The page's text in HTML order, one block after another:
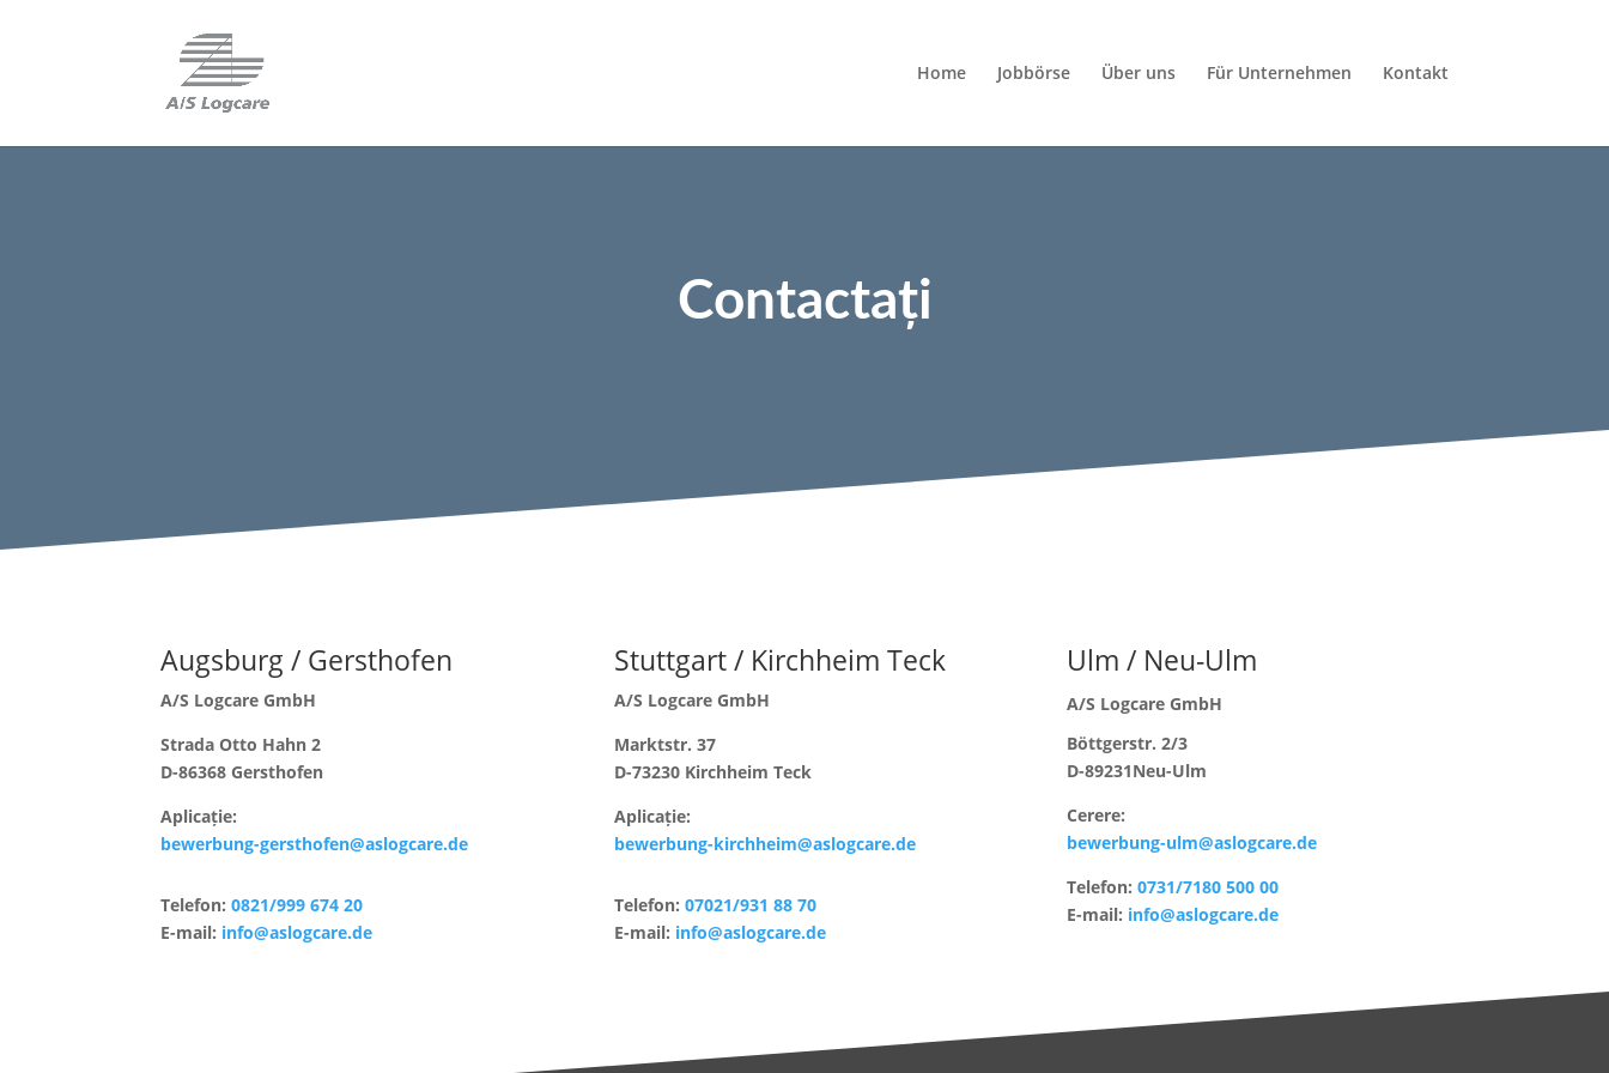
Home Jobbörse Über uns Für Unternehmen Kontakt
Contactați
Augsburg / Gersthofen
A/S Logcare GmbH
Strada Otto Hahn 2
D-86368 Gersthofen
Aplicație:
bewerbung-gersthofen@aslogcare.de
Telefon:0821/999 674 20
E-mail: info@aslogcare.de
Stuttgart / Kirchheim Teck
A/S Logcare GmbH
Marktstr. 37
D-73230 Kirchheim Teck
Aplicație:
bewerbung-kirchheim@aslogcare.de
Telefon: 07021/931 88 70
E-mail: info@aslogcare.de
Ulm / Neu-Ulm
A/S Logcare GmbH
Böttgerstr. 2/3
D-89231Neu-Ulm
Cerere:
bewerbung-ulm@aslogcare.de
Telefon: 0731/7180 500 00
E-mail: info@aslogcare.de